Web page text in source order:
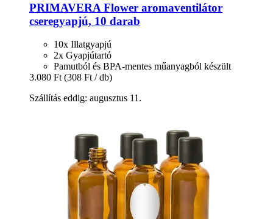
PRIMAVERA Flower aromaventilátor
cseregyapjú, 10 darab
10x Illatgyapjú
2x Gyapjútartó
Pamutból és BPA-mentes műanyagból készült
3.080 Ft (308 Ft / db)
Szállítás eddig: augusztus 11.